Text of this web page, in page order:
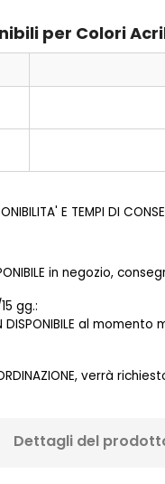
per Colori
E TEMPI DI
in negozio,
gg.:
DISPONIBILE al
verrà
Dettagli del